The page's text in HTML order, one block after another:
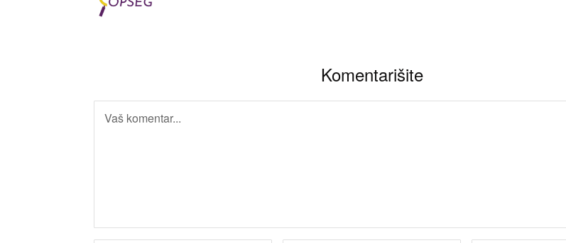
Komentarišite